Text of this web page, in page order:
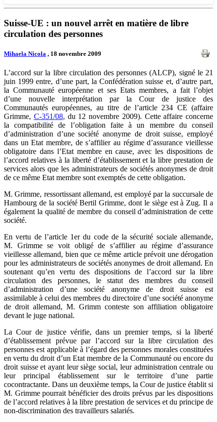
Suisse-UE : un nouvel arrêt en matière de libre
circulation des personnes
Mihaela Nicola , 18 novembre 2009
L’accord sur la libre circulation des personnes (ALCP), signé le 21
juin 1999 entre, d’une part, la Confédération suisse et, d’autre part,
la Communauté européenne et ses Etats membres, a fait l’objet
d’une nouvelle interprétation par la Cour de justice des
Communautés européennes, au titre de l’article 234 CE (affaire
Grimme, C-351/08, du 12 novembre 2009). Cette affaire concerne
la compatibilité de l’obligation faite à un membre du conseil
d’administration d’une société anonyme de droit suisse, employé
dans un Etat membre, de s’affilier au régime d’assurance vieillesse
obligatoire dans l’Etat membre en cause, avec les dispositions de
l’accord relatives à la liberté d’établissement et la libre prestation de
services alors que les administrateurs de sociétés anonymes de droit
de ce même Etat membre sont exemptés de cette obligation.
M. Grimme, ressortissant allemand, est employé par la succursale de
Hambourg de la société Bertil Grimme, dont le siège est à Zug. Il a
également la qualité de membre du conseil d’administration de cette
société.
En vertu de l’article 1er du code de la sécurité sociale allemande,
M. Grimme se voit obligé de s’affilier au régime d’assurance
vieillesse allemand, bien que ce même article prévoit une dérogation
pour les administrateurs de sociétés anonymes de droit allemand. En
soutenant qu’en vertu des dispositions de l’accord sur la libre
circulation des personnes, le statut des membres du conseil
d’administration d’une société anonyme de droit suisse est
assimilable à celui des membres du directoire d’une société anonyme
de droit allemand, M. Grimm conteste son affiliation obligatoire
devant le juge national.
La Cour de justice vérifie, dans un premier temps, si la liberté
d’établissement prévue par l’accord sur la libre circulation des
personnes est applicable à l’égard des personnes morales constituées
en vertu du droit d’un Etat membre de la Communauté ou encore du
droit suisse et ayant leur siège social, leur administration centrale ou
leur principal établissement sur le territoire d’une partie
cocontractante. Dans un deuxième temps, la Cour de justice établit si
M. Grimme pourrait bénéficier des droits prévus par les dispositions
de l’accord relatives à la libre prestation de services et du principe de
non-discrimination des travailleurs salariés.